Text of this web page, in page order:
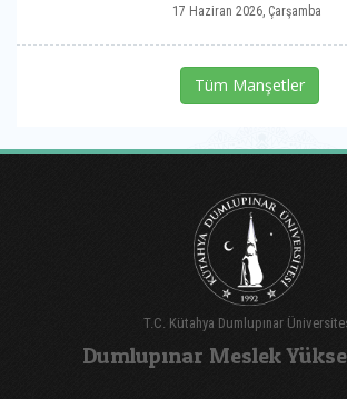
17 Haziran 2026, Çarşamba
Tüm Manşetler
T.C. Kütahya Dumlupınar
Dumlupınar Meslek